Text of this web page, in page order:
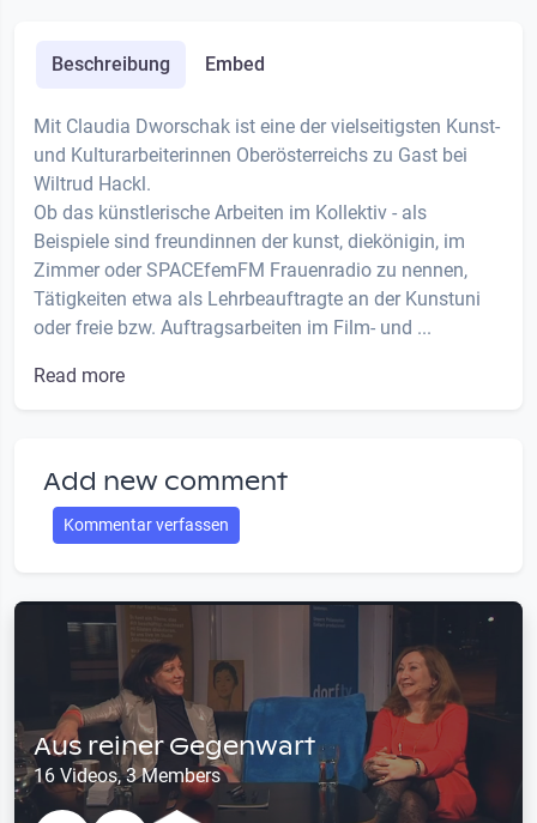
Beschreibung Embed
Mit Claudia Dworschak ist eine der vielseitigsten Kunst-
und Kulturarbeiterinnen Oberösterreichs zu Gast bei
Wiltrud Hackl.
Ob das künstlerische Arbeiten im Kollektiv - als
Beispiele sind freundinnen der kunst, diekönigin, im
Zimmer oder SPACEfemFM Frauenradio zu nennen,
Tätigkeiten etwa als Lehrbeauftragte an der Kunstuni
oder freie bzw. Auftragsarbeiten im Film- und ...
Read more
Add new comment
Kommentar verfassen
Aus reiner Gegenwart
16 Videos, 3 Members